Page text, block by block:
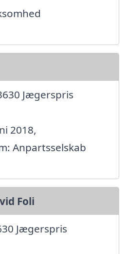
Jægerspris
2018,
Anpartsselskab
Foli
Jægerspris